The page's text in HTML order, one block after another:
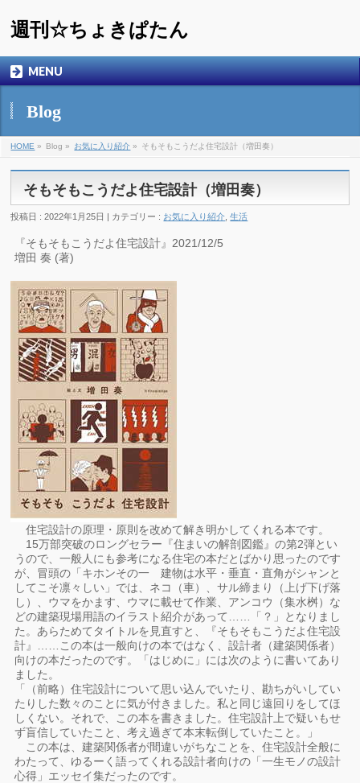
週刊☆ちょきぱたん
MENU
Blog
HOME » Blog » お気に入り紹介 » そもそもこうだよ住宅設計（増田奏）
そもそもこうだよ住宅設計（増田奏）
投稿日 : 2022年1月25日 | カテゴリー : お気に入り紹介 ,生活
『そもそもこうだよ住宅設計』2021/12/5
増田 奏 (著)
住宅設計の原理・原則を改めて解き明かしてくれる本です。
15万部突破のロングセラー『住まいの解剖図鑑』の第2弾とい
うので、一般人にも参考になる住宅の本だとばかり思ったのです
が、冒頭の「キホンその一 建物は水平・垂直・直角がシャンと
してこそ凛々しい」では、ネコ（車）、サル締まり（上げ下げ落
し）、ウマをかます、ウマに載せて作業、アンコウ（集水桝）な
どの建築現場用語のイラスト紹介があって……「？」となりまし
た。あらためてタイトルを見直すと、『そもそもこうだよ住宅設
計』……この本は一般向けの本ではなく、設計者（建築関係者）
向けの本だったのです。「はじめに」には次のように書いてあり
ました。
「（前略）住宅設計について思い込んでいたり、勘ちがいしてい
たりした数々のことに気が付きました。私と同じ遠回りをしてほ
しくない。それで、この本を書きました。住宅設計上で疑いもせ
ず盲信していたこと、考え過ぎて本末転倒していたこと。」
この本は、建築関係者が間違いがちなことを、住宅設計全般に
わたって、ゆるーく語ってくれる設計者向けの「一生モノの設計
心得」エッセイ集だったのです。